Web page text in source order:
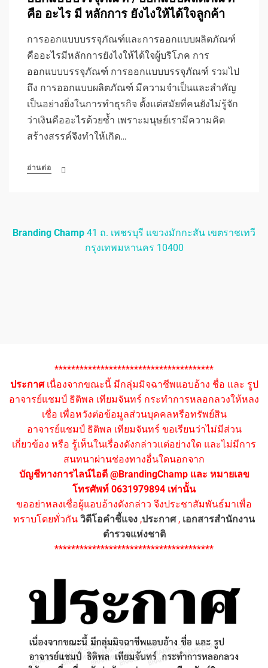
คือ อะไร มี หลักการ ยังไงให้ได้ใจลูกค้า
การออกแบบบรรจุภัณฑ์และการออกแบบผลิตภัณฑ์
คืออะไรมีหลักการยังไงให้ได้ใจผู้บริโภค การ
ออกแบบบรรจุภัณฑ์ การออกแบบบรรจุภัณฑ์ รวมไป
ถึง การออกแบบผลิตภัณฑ์ มีความจำเป็นและสำคัญ
เป็นอย่างยิ่งในการทำธุรกิจ ตั้งแต่สมัยที่คนยังไม่รู้จัก
ว่าเงินคืออะไรด้วยซ้ำ เพราะมนุษย์เรามีความคิด
สร้างสรรค์จึงทำให้เกิด…
อ่านต่อ
Branding Champ 41 ถ. เพชรบุรี แขวงมักกะสัน เขตราชเทวี
กรุงเทพมหานคร 10400
**************************************
ประกาศเนื่องจากขณะนี้ มีกลุ่มมิจฉาชีพแอบอ้าง ชื่อ และ รูป
อาจารย์แชมป์ ธิติพล เทียมจันทร์ กระทำการหลอกลวงให้หลง
เชื่อ เพื่อหวังต่อข้อมูลส่วนบุคคลหรือทรัพย์สิน
อาจารย์แชมป์ ธิติพล เทียมจันทร์ ขอเรียนว่าไม่มีส่วน
เกี่ยวข้อง หรือ รู้เห็นในเรื่องดังกล่าวแต่อย่างใด และไม่มีการ
สนทนาผ่านช่องทางอื่นใดนอกจาก
บัญชีทางการไลน์ไอดี @BrandingChamp และ หมายเลข
โทรศัพท์ 0631979894 เท่านั้น
ขออย่าหลงเชื่อผู้แอบอ้างดังกล่าว จึงประชาสัมพันธ์มาเพื่อ
ทราบโดยทั่วกัน วิดีโอคำชี้แจง ,ประกาศ, เอกสารสำนักงาน
ตำรวจแห่งชาติ
**************************************